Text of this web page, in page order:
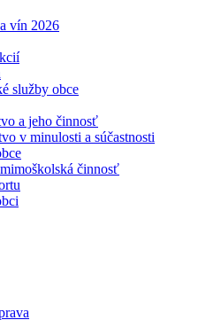
vín 2026
služby obce
a jeho činnosť
v minulosti a súčastnosti
činnosť